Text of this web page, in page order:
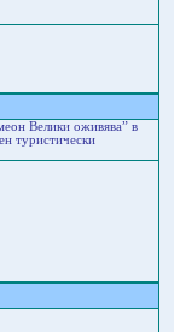
Велики оживява” в
туристически